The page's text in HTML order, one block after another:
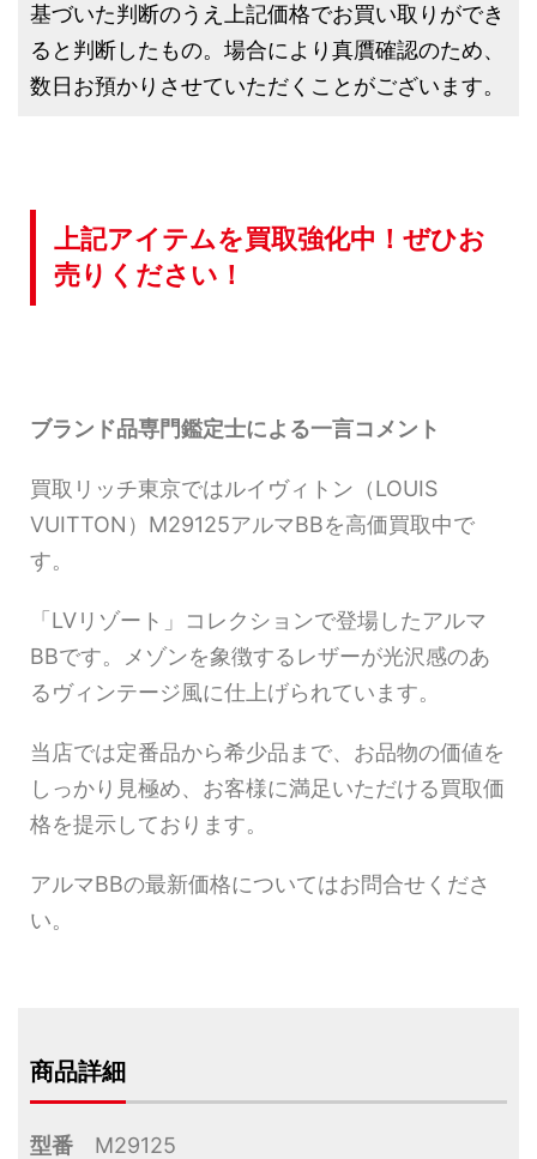
基づいた判断のうえ上記価格でお買い取りができ
ると判断したもの。場合により真贋確認のため、
数日お預かりさせていただくことがございます。
上記アイテムを買取強化中！ぜひお
売りください！
ブランド品専門鑑定士による一言コメント
買取リッチ東京ではルイヴィトン（LOUIS
VUITTON）M29125アルマBBを高価買取中で
す。
「LVリゾート」コレクションで登場したアルマ
BBです。メゾンを象徴するレザーが光沢感のあ
るヴィンテージ風に仕上げられています。
当店では定番品から希少品まで、お品物の価値を
しっかり見極め、お客様に満足いただける買取価
格を提示しております。
アルマBBの最新価格についてはお問合せくださ
い。
商品詳細
型番 M29125